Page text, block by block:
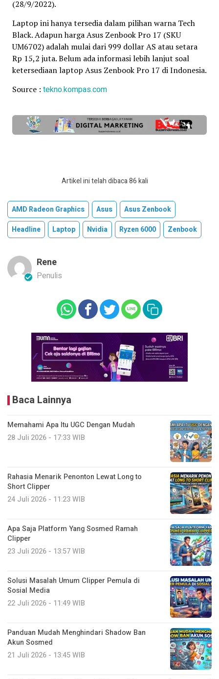
(28/9/2022).
Laptop ini hanya tersedia dalam pilihan warna Tech
Black. Adapun harga Asus Zenbook Pro 17 (SKU
UM6702) adalah mulai dari 999 dollar AS atau setara
Rp 15,2 juta. Belum ada informasi lebih lanjut soal
ketersediaan laptop Asus Zenbook Pro 17 di Indonesia.
Source : tekno.kompas.com
Artikel ini telah dibaca 86 kali
AMD Radeon Graphics Asus
Asus Zenbook
Headline
Laptop Nvidia Ryzen 6000 Zenbook
Rene
Penulis
Baca Lainnya
Memahami Apa Itu UGC Dengan Mudah
28 Juli 2026 - 17:33 WIB
Rahasia Menarik Penonton Lewat Long to
Short Clipper
24 Juli 2026 - 11:23 WIB
Apa Saja Platform Yang Sosmed Ramah
Clipper
23 Juli 2026 - 13:57 WIB
Solusi Masalah Umum Clipper Pemula di
Sosial Media
22 Juli 2026 - 11:49 WIB
Panduan Mudah Menghindari Shadow Ban
Akun Sosmed
21 Juli 2026 - 13:45 WIB